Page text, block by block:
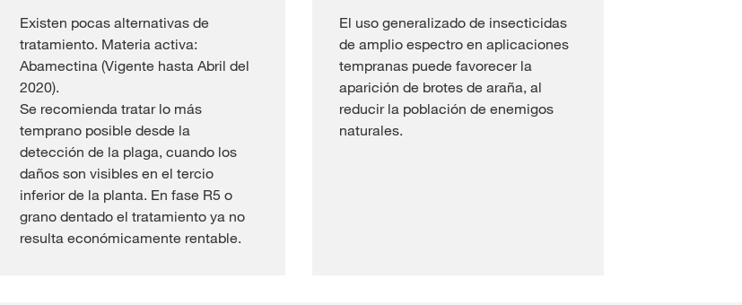
Existen pocas alternativas de
tratamiento. Materia activa:
Abamectina (Vigente hasta Abril del
2020).
Se recomienda tratar lo más
temprano posible desde la
detección de la plaga, cuando los
daños son visibles en el tercio
inferior de la planta. En fase R5 o
grano dentado el tratamiento ya no
resulta económicamente rentable.
El uso generalizado de insecticidas
de amplio espectro en aplicaciones
tempranas puede favorecer la
aparición de brotes de araña, al
reducir la población de enemigos
naturales.